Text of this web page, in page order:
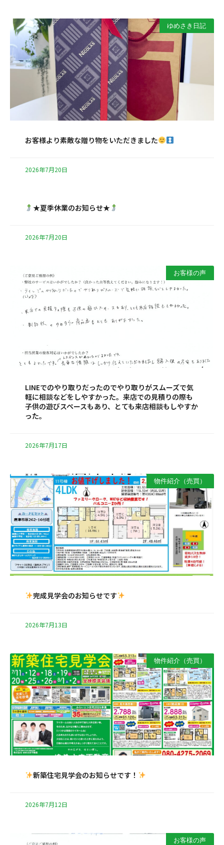
ゆめさき日記
お客様より素敵な贈り物をいただきました
2026年7月20日
★夏季休業のお知らせ★
2026年7月20日
お客様の声
LINEでのやり取りだったのでやり取りがスムーズで気
軽に相談などをしやすかった。来店での見積りの際も
子供の遊びスペースもあり、とても来店相談もしやすか
った。
2026年7月17日
物件紹介（売買）
完成見学会のお知らせです
2026年7月13日
物件紹介（売買）
新築住宅見学会のお知らせです！
2026年7月12日
お客様の声